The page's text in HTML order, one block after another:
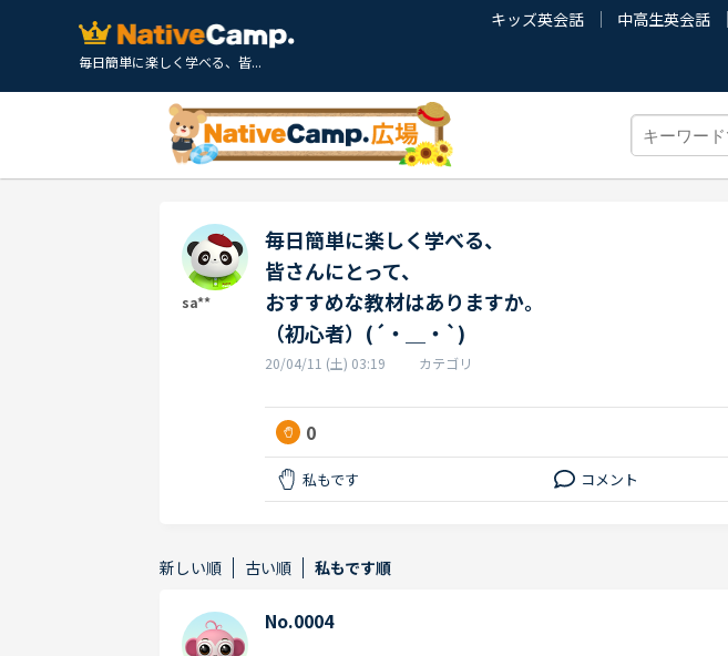
毎日簡単に楽しく学べる、皆...
キッズ英会話 中高生英会話
sa**
毎日簡単に楽しく学べる、
皆さんにとって、
おすすめな教材はありますか。
（初心者）(´・＿・`)
20/04/11 (土) 03:19 カテゴリ
0
私もです コメント
新しい順 古い順 私もです順
No.0004